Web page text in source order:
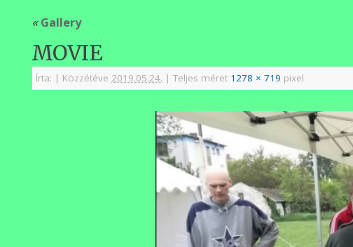
«Gallery
MOVIE
Írta: | Közzétéve 2019.05.24. | Teljes méret 1278 × 719 pixel